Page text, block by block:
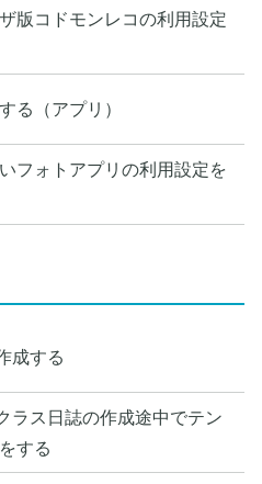
版コドモンレコの利用設定
る（アプリ）
フォトアプリの利用設定を
成する
ラス日誌の作成途中でテン
する